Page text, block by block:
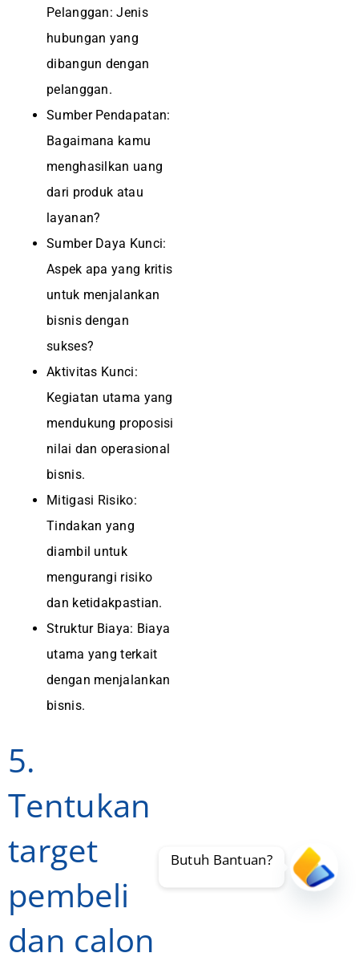
Pelanggan: Jenis
hubungan yang
dibangun dengan
pelanggan.
Sumber Pendapatan:
Bagaimana kamu
menghasilkan uang
dari produk atau
layanan?
Sumber Daya Kunci:
Aspek apa yang kritis
untuk menjalankan
bisnis dengan
sukses?
Aktivitas Kunci:
Kegiatan utama yang
mendukung proposisi
nilai dan operasional
bisnis.
Mitigasi Risiko:
Tindakan yang
diambil untuk
mengurangi risiko
dan ketidakpastian.
Struktur Biaya: Biaya
utama yang terkait
dengan menjalankan
bisnis.
5.
Tentukan
target
pembeli
dan calon
Butuh Bantuan?